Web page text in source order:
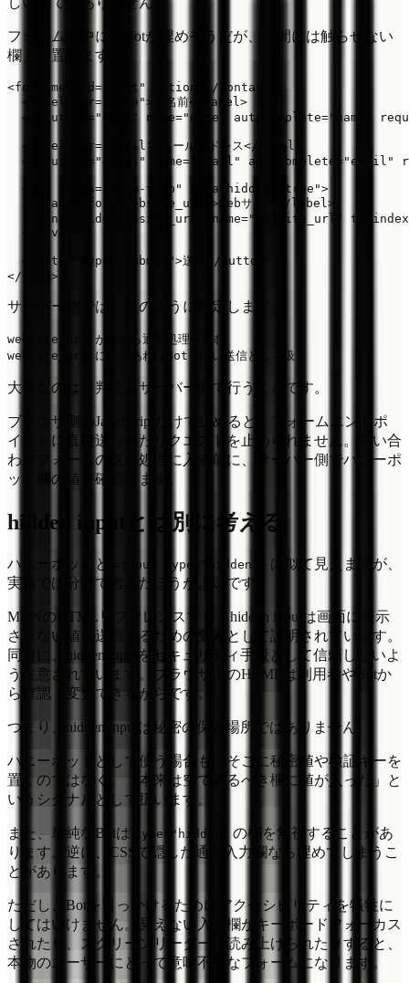
フォームの中に「Botが埋めそうだが、人間には触らせない
欄」を置きます。
<form method="post" action="/contact">
  <label for="name">お名前</label>
<input id="name" name="name" autocomplete="name"
  <label for="email">メールアドレス</label>
<input id="email" name="email" autocomplete="email"
  <div class="form-trap" aria-hidden="true">
    <label for="website_url">Webサイト</label>
<input id="website_url" name="website_url"
  </div>
  <button type="submit">送信</button>
サーバー側では、次のように判定します。
website_url が空なら通常処理へ進む
大事なのは、判定をサーバー側で行うことです。
ブラウザ側のJavaScriptだけで止めると、フォームエンドポ
イントに直接送られたリクエストを止められません。問い合
わせフォームの送信処理に入る前に、サーバー側でハニーポ
ット欄の値を確認します。
hidden inputとは別に考える
ハニーポットと <input type="hidden">
は似て見えますが、
実務では分けて考えたほうがよいです。
MDNのHTMLリファレンスでも、hidden inputは画面に表示
されない値を送信するための要素として説明されています。
同時に、hidden inputをセキュリティ手段として信頼しないよ
う注意されています。ブラウザ上のHTMLは利用者やBotか
ら確認・変更できるからです。
つまり、hidden inputは秘密の保管場所ではありません。
ハニーポットとして使う場合も、そこに秘密値や検証キーを
置くのではなく、「本来は空であるべき欄に値が入った」と
いうシグナルとして扱います。
また、単純なBotは type="hidden"
の欄を無視することがあ
ります。逆に、CSSで隠した通常入力欄なら埋めてしまうこ
とがあります。
ただし、Botを引っかけるためにアクセシビリティを犠牲に
してはいけません。見えない入力欄がキーボードフォーカス
されたり、スクリーンリーダーに読み上げられたりすると、
本物のユーザーにとって意味不明なフォームになります。